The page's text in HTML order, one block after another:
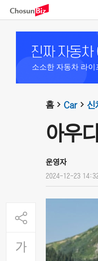
소소한 자동차 라
홈 Car 신
아우
운영자
2024-12-23